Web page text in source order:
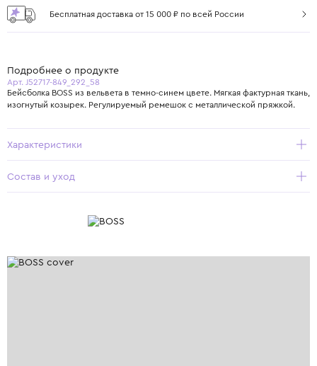
Бесплатная доставка от 15 000 ₽ по всей России
Подробнее о продукте
Арт. J52717-849_292_58
Бейсболка BOSS из вельвета в темно-синем цвете. Мягкая фактурная ткань,
изогнутый козырек. Регулируемый ремешок с металлической пряжкой.
Характеристики
Состав и уход